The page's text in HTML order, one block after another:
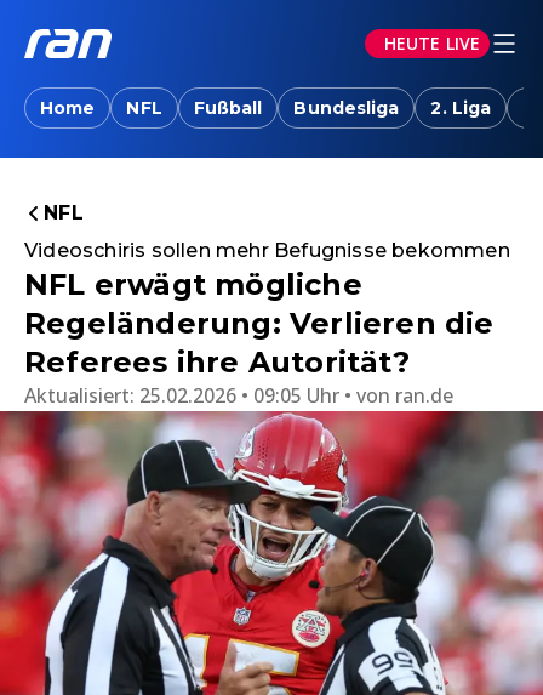
HEUTE LIVE
Home NFL Fußball Bundesliga 2. Liga
NFL
Videoschiris sollen mehr Befugnisse bekommen
NFL erwägt mögliche
Regeländerung: Verlieren die
Referees ihre Autorität?
Aktualisiert: 25.02.2026 • 09:05 Uhr von ran.de